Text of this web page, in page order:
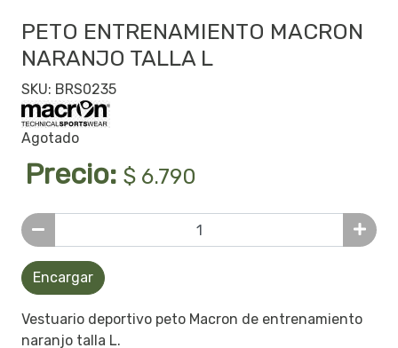
PETO ENTRENAMIENTO MACRON
NARANJO TALLA L
SKU: BRS0235
Agotado
Precio: $ 6.790
Encargar
Vestuario deportivo peto Macron de entrenamiento
naranjo talla L.